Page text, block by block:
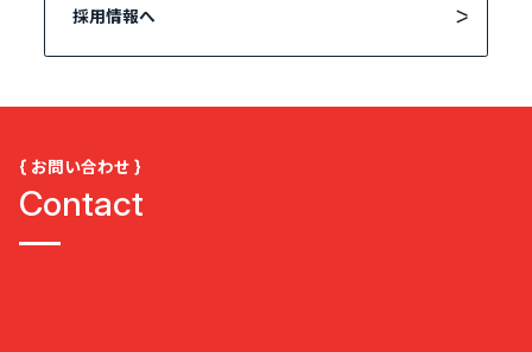
採用情報へ
{ お問い合わせ }
Contact